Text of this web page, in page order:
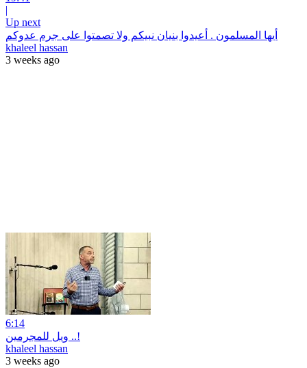
|
Up next
أيها المسلمون . أعيدوا بنيان نبيكم ولا تصمتوا على جرم عدوكم
khaleel hassan
3 weeks ago
6:14
ويل للمجرمين ..!
khaleel hassan
3 weeks ago